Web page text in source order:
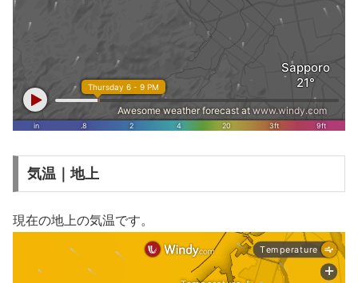
気温｜地上
現在の地上の気温です。